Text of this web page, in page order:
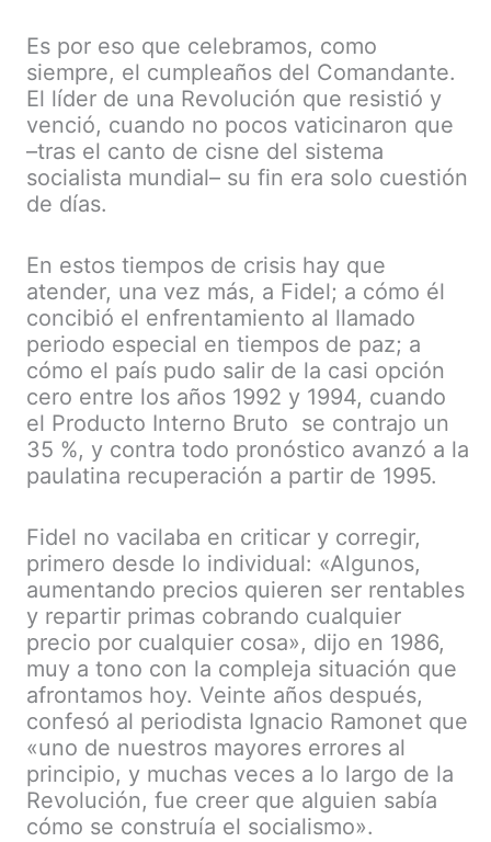
Es por eso que celebramos, como
siempre, el cumpleaños del Comandante.
El líder de una Revolución que resistió y
venció, cuando no pocos vaticinaron que
–tras el canto de cisne del sistema
socialista mundial– su fin era solo cuestión
de días.
En estos tiempos de crisis hay que
atender, una vez más, a Fidel; a cómo él
concibió el enfrentamiento al llamado
periodo especial en tiempos de paz; a
cómo el país pudo salir de la casi opción
cero entre los años 1992 y 1994, cuando
el Producto Interno Bruto se contrajo un
35 %, y contra todo pronóstico avanzó a la
paulatina recuperación a partir de 1995.
Fidel no vacilaba en criticar y corregir,
primero desde lo individual: «Algunos,
aumentando precios quieren ser rentables
y repartir primas cobrando cualquier
precio por cualquier cosa», dijo en 1986,
muy a tono con la compleja situación que
afrontamos hoy. Veinte años después,
confesó al periodista Ignacio Ramonet que
«uno de nuestros mayores errores al
principio, y muchas veces a lo largo de la
Revolución, fue creer que alguien sabía
cómo se construía el socialismo».